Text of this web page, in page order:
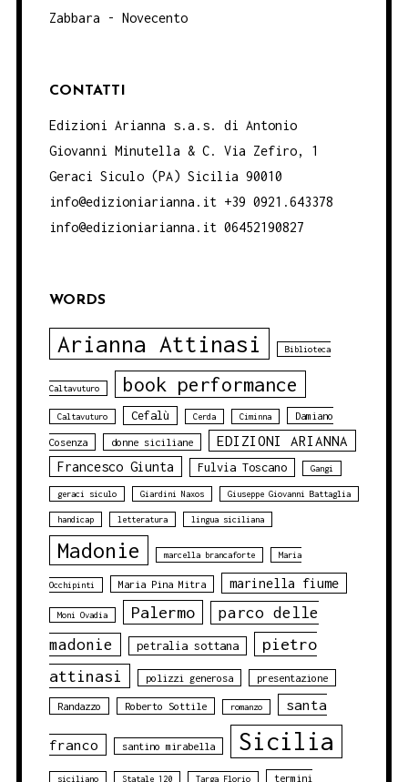
Zabbara - Novecento
CONTATTI
Edizioni Arianna s.a.s. di Antonio
Giovanni Minutella & C. Via Zefiro, 1
Geraci Siculo (PA) Sicilia 90010
info@edizioniarianna.it +39 0921.643378
info@edizioniarianna.it 06452190827
WORDS
Arianna Attinasi Biblioteca
Caltavuturo book performance
Caltavuturo Cefalù Cerda Ciminna Damiano
Cosenza donne siciliane EDIZIONI ARIANNA
Francesco Giunta Fulvia Toscano Gangi
geraci siculo Giardini Naxos Giuseppe Giovanni Battaglia
handicap letteratura lingua siciliana
Madonie marcella brancaforte Maria
Occhipinti Maria Pina Mitra marinella fiume
Moni Ovadia Palermo
parco delle
madonie
petralia sottana
pietro
attinasi
polizzi generosa presentazione
Randazzo Roberto Sottile romanzo santa
franco santino mirabella Sicilia
siciliano Statale 120 Targa Florio termini